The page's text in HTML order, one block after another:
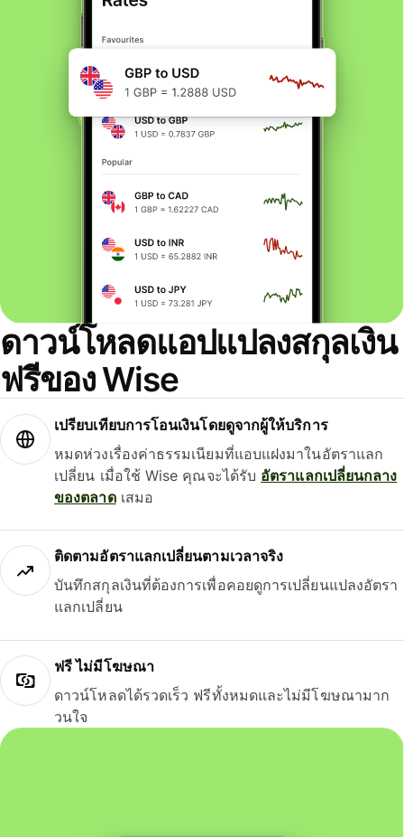
ดาวน์โหลดแอปแปลงสกุลเงิน
ฟรีของ Wise
เปรียบเทียบการโอนเงินโดยดูจากผู้ให้บริการ
หมดห่วงเรื่องค่าธรรมเนียมที่แอบแฝงมาในอัตราแลก
เปลี่ยน เมื่อใช้ Wise คุณจะได้รับ อัตราแลกเปลี่ยนกลาง
ของตลาดเสมอ
ติดตามอัตราแลกเปลี่ยนตามเวลาจริง
บันทึกสกุลเงินที่ต้องการเพื่อคอยดูการเปลี่ยนแปลงอัตรา
แลกเปลี่ยน
ฟรี ไม่มีโฆษณา
ดาวน์โหลดได้รวดเร็ว ฟรีทั้งหมดและไม่มีโฆษณามาก
วนใจ